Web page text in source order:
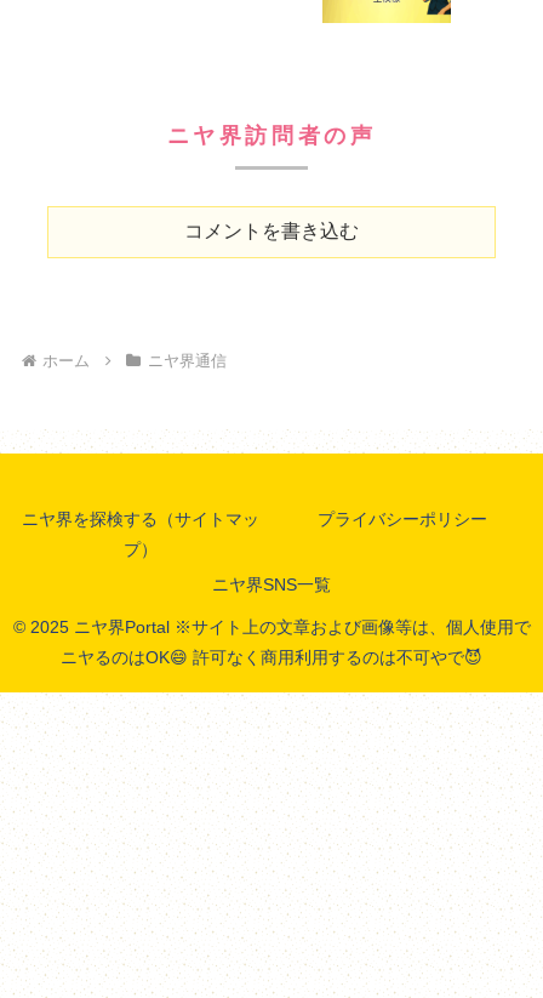
ニヤ界訪問者の声
コメントを書き込む
ホーム ニヤ界通信
ニヤ界を探検する（サイトマッ
プ）
プライバシーポリシー
ニヤ界SNS一覧
© 2025 ニヤ界Portal ※サイト上の文章および画像等は、個人使用で
ニヤるのはOK😄 許可なく商用利用するのは不可やで😈